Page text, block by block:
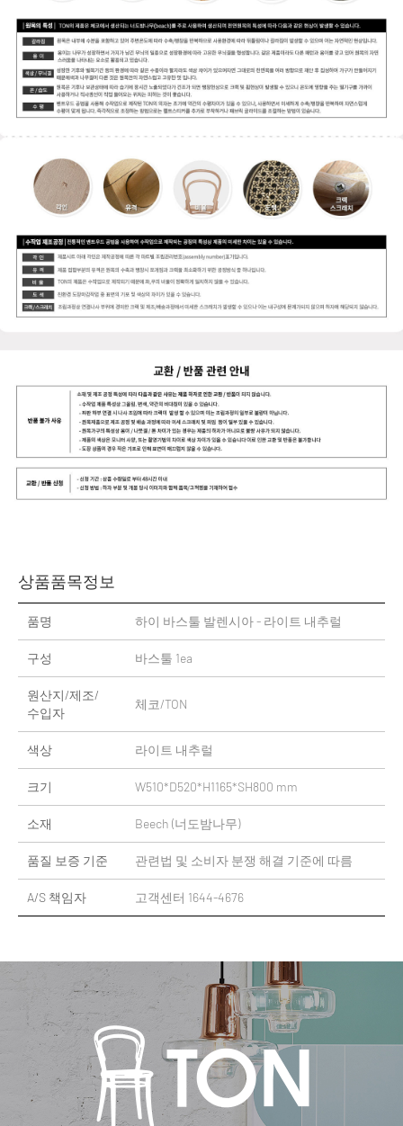
상품품목정보
품명 하이 바스툴 발렌시아 - 라이트 내추럴
구성 바스툴 1ea
원산지/제조/
수입자
체코/TON
색상 라이트 내추럴
크기 W510*D520*H1165*SH800 mm
소재 Beech (너도밤나무)
품질 보증 기준 관련법 및 소비자 분쟁 해결 기준에 따름
A/S 책임자 고객센터 1644-4676